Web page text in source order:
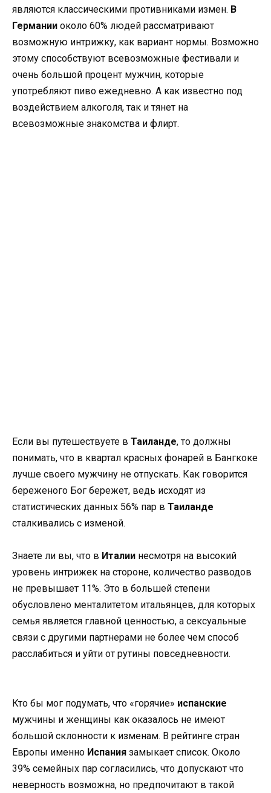
являются классическими противниками измен. В
Германии около 60% людей рассматривают
возможную интрижку, как вариант нормы. Возможно
этому способствуют всевозможные фестивали и
очень большой процент мужчин, которые
употребляют пиво ежедневно. А как известно под
воздействием алкоголя, так и тянет на
всевозможные знакомства и флирт.
Если вы путешествуете в Таиланде, то должны
понимать, что в квартал красных фонарей в Бангкоке
лучше своего мужчину не отпускать. Как говорится
береженого Бог бережет, ведь исходят из
статистических данных 56% пар в Таиланде
сталкивались с изменой.
Знаете ли вы, что в Италии несмотря на высокий
уровень интрижек на стороне, количество разводов
не превышает 11%. Это в большей степени
обусловлено менталитетом итальянцев, для которых
семья является главной ценностью, а сексуальные
связи с другими партнерами не более чем способ
расслабиться и уйти от рутины повседневности.
Кто бы мог подумать, что «горячие» испанские
мужчины и женщины как оказалось не имеют
большой склонности к изменам. В рейтинге стран
Европы именно Испания замыкает список. Около
39% семейных пар согласились, что допускают что
неверность возможна, но предпочитают в такой